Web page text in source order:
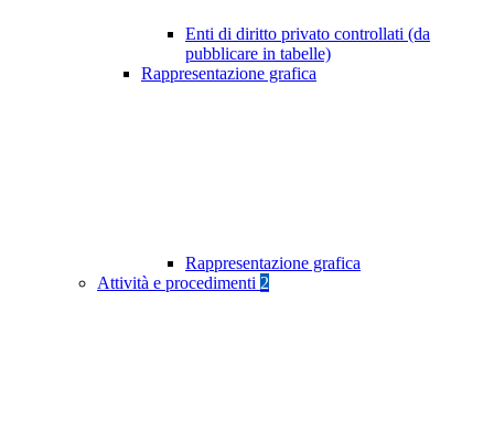
Enti di diritto privato controllati (da
pubblicare in tabelle)
Rappresentazione grafica
Rappresentazione grafica
Attività e procedimenti 2